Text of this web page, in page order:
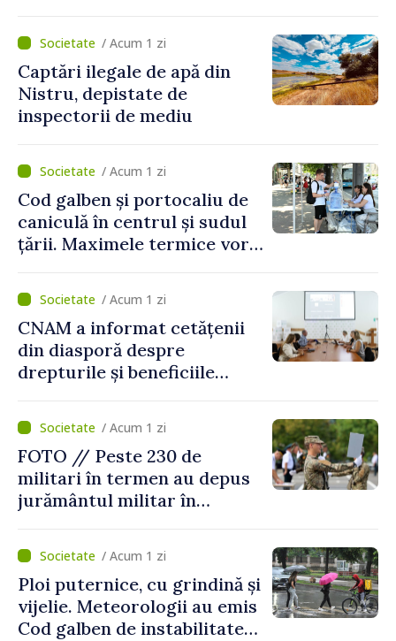
și a polițiștilor de frontieră
/ Acum 1 zi
Captări ilegale de apă din
Nistru, depistate de
inspectorii de mediu
/ Acum 1 zi
Cod galben și portocaliu de
caniculă în centrul și sudul
țării. Maximele termice vor
/ Acum 1 zi
CNAM a informat cetățenii
din diasporă despre
drepturile și beneficiile
/ Acum 1 zi
FOTO // Peste 230 de
militari în termen au depus
jurământul militar în
/ Acum 1 zi
Ploi puternice, cu grindină și
vijelie. Meteorologii au emis
Cod galben de instabilitate